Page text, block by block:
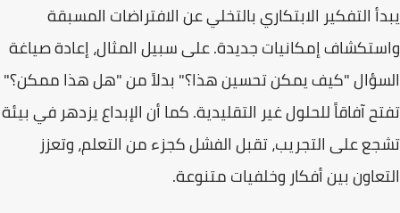
يبدأ التفكير الابتكاري بالتخلي عن الافتراضات المسبقة
واستكشاف إمكانيات جديدة. على سبيل المثال، إعادة صياغة
السؤال "كيف يمكن تحسين هذا؟" بدلاً من "هل هذا ممكن؟"
تفتح آفاقاً للحلول غير التقليدية. كما أن الإبداع يزدهر في بيئة
تشجع على التجريب، تقبل الفشل كجزء من التعلم، وتعزز
التعاون بين أفكار وخلفيات متنوعة.